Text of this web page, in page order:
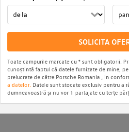
SOLICITA
Toate campurile marcate cu * sunt obligatorii.
cunoștintă faptul că datele furnizate de mine,
prelucrate de către Porsche Romania , in
a datelor. Datele sunt stocate exclusiv pentru a
dumneavoastră și nu vor fi partajate cu terțe